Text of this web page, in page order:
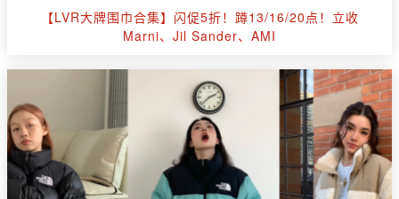
【LVR大牌围巾合集】闪促5折！蹲13/16/20点！立收
Marni、Jil Sander、AMI